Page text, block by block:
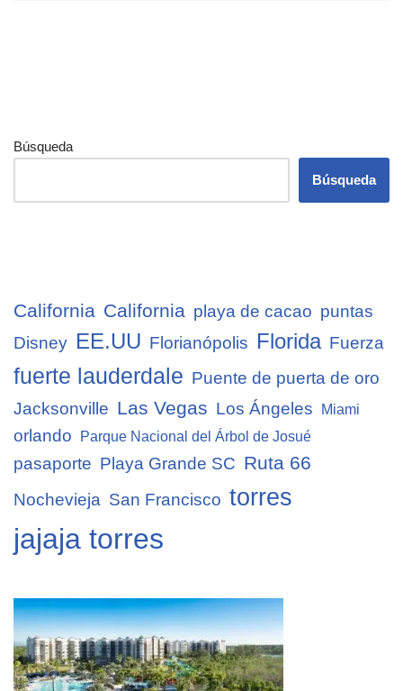
Búsqueda
Búsqueda
California California playa de cacao puntas
Disney
EE.UU Florianópolis Florida Fuerza
fuerte lauderdale Puente de puerta de oro
Jacksonville Las Vegas Los Ángeles Miami
orlando Parque Nacional del Árbol de Josué
pasaporte Playa Grande SC Ruta 66
Nochevieja San Francisco torres
jajaja torres